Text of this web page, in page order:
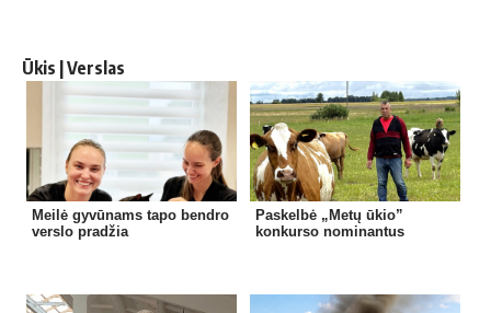
Ūkis | Verslas
Meilė gyvūnams tapo bendro
verslo pradžia
Paskelbė „Metų ūkio”
konkurso nominantus